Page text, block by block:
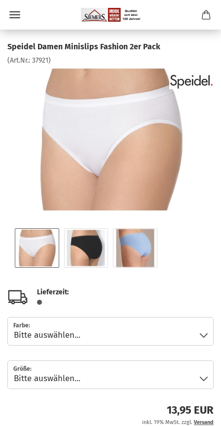
Speidel Damen Minislips Fashion 2er Pack
(Art.Nr.: 37921)
Lieferzeit:
Farbe:
Größe:
13,95 EUR
inkl. 19% MwSt. zzgl. Versand